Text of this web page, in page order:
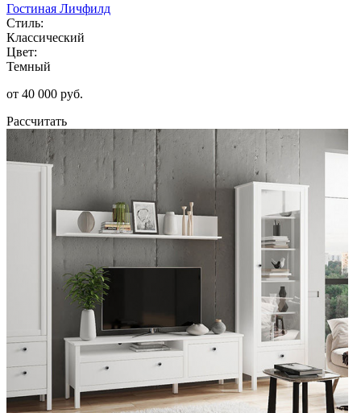
Гостиная Личфилд
Стиль:
Классический
Цвет:
Темный
от 40 000 руб.
Рассчитать